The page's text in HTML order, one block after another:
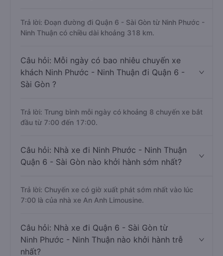
Trả lời: Đoạn đường đi Quận 6 - Sài Gòn từ Ninh Phước -
Ninh Thuận có chiều dài khoảng 318 km.
Câu hỏi: Mỗi ngày có bao nhiêu chuyến xe
khách Ninh Phước - Ninh Thuận đi Quận 6 -
Sài Gòn ?
Trả lời: Trung bình mỗi ngày có khoảng 8 chuyến xe bắt
đầu từ 7:00 đến 17:00.
Câu hỏi: Nhà xe đi Ninh Phước - Ninh Thuận
Quận 6 - Sài Gòn nào khởi hành sớm nhất?
Trả lời: Chuyến xe có giờ xuất phát sớm nhất vào lúc
7:00 là của nhà xe An Anh Limousine.
Câu hỏi: Nhà xe đi Quận 6 - Sài Gòn từ
Ninh Phước - Ninh Thuận nào khởi hành trễ
nhất?